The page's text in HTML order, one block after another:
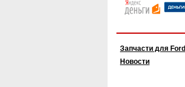
Запчасти для Ford
Новости